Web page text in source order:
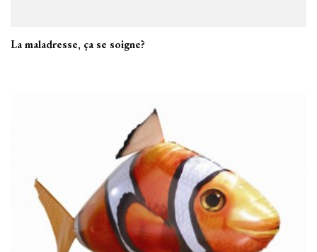
La maladresse, ça se soigne?